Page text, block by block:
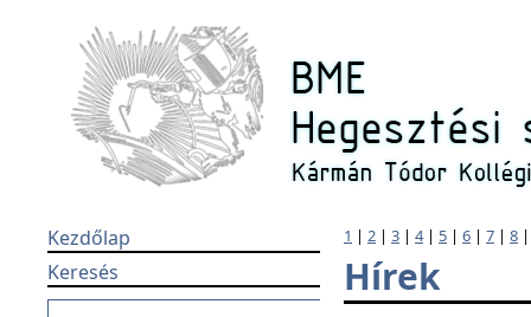
Kezdőlap
Keresés
1 | 2 | 3 | 4| 5 | 6 | 7 | 8
Hírek